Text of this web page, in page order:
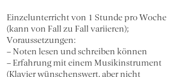
Einzelunterricht von 1 Stunde pro Woche
(kann von Fall zu Fall variieren);
Voraussetzungen:
– Noten lesen und schreiben können
– Erfahrung mit einem Musikinstrument
(Klavier wünschenswert, aber nicht